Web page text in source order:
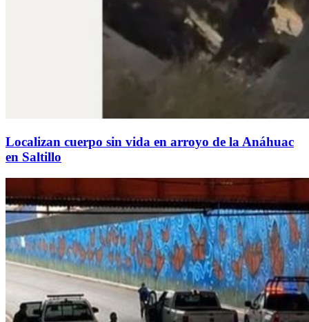
Localizan cuerpo sin vida en arroyo de la Anáhuac
en Saltillo